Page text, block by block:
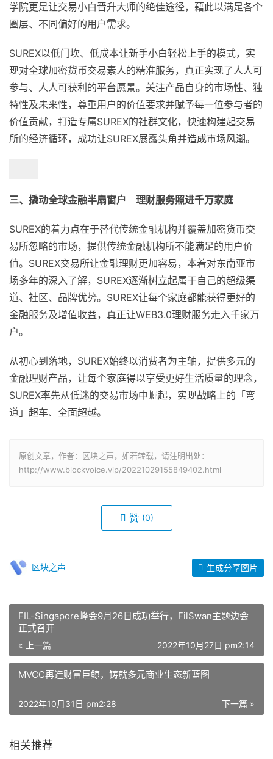
学院更是让交易小白晋升大师的绝佳途径，藉此以满足各个
圈层、不同偏好的用户需求。
SUREX以低门坎、低成本让新手小白轻松上手的模式，实
现对全球加密货币交易素人的精准服务，真正实现了人人可
参与、人人可获利的平台愿景。关注产品自身的市场性、独
特性及未来性，尊重用户的价值要求并赋予每一位参与者的
价值贡献，打造专属SUREX的社群文化，快速构建起交易
所的经济循环，成功让SUREX展露头角并造成市场风潮。
三、撬动全球金融半扇窗户 理财服务照进千万家庭
SUREX的着力点在于替代传统金融机构并覆盖加密货币交
易所忽略的市场，提供传统金融机构所不能满足的用户价
值。SUREX交易所让金融理财更加容易，本着对东南亚市
场多年的深入了解，SUREX逐渐树立起属于自己的超级渠
道、社区、品牌优势。SUREX让每个家庭都能获得更好的
金融服务及增值收益，真正让WEB3.0理财服务走入千家万
户。
从初心到落地，SUREX始终以消费者为主轴，提供多元的
金融理财产品，让每个家庭得以享受更好生活质量的理念，
SUREX率先从低迷的交易市场中崛起，实现战略上的「弯
道」超车、全面超越。
原创文章，作者：区块之声，如若转载，请注明出处：
http://www.blockvoice.vip/20221029155849402.html
赞 (0)
区块之声 生成分享图片
FIL-Singapore峰会9月26日成功举行，FilSwan主题边会
正式召开
« 上一篇 2022年10月27日 pm2:14
MVCC再造财富巨鲸，铸就多元商业生态新蓝图
下一篇 »
2022年10月31日 pm2:28
相关推荐